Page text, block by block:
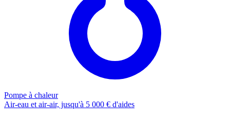
Pompe à chaleur
Air-eau et air-air, jusqu'à 5 000 € d'aides